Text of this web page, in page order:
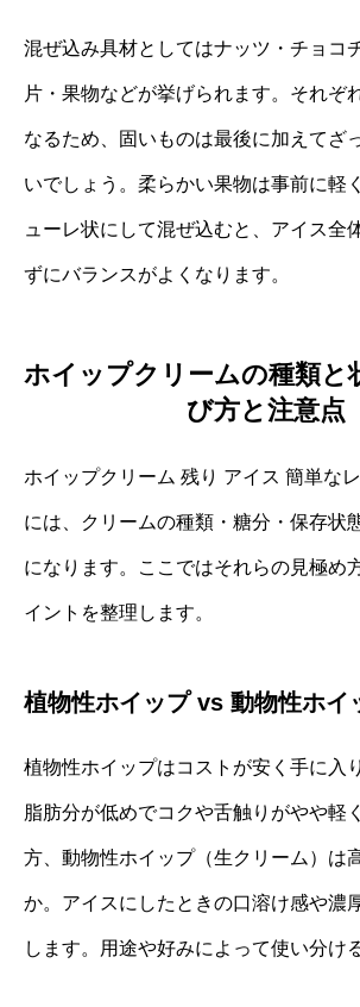
混ぜ込み具材としてはナッツ・チョコ
片・果物などが挙げられます。それぞ
なるため、固いものは最後に加えてざ
いでしょう。柔らかい果物は事前に軽
ューレ状にして混ぜ込むと、アイス全
ずにバランスがよくなります。
ホイップクリームの種類と
び方と注意点
ホイップクリーム 残り アイス 簡単な
には、クリームの種類・糖分・保存状
になります。ここではそれらの見極め
イントを整理します。
植物性ホイップ vs 動物性ホイ
植物性ホイップはコストが安く手に入
脂肪分が低めでコクや舌触りがやや軽
方、動物性ホイップ（生クリーム）は
か。アイスにしたときの口溶け感や濃
します。用途や好みによって使い分け